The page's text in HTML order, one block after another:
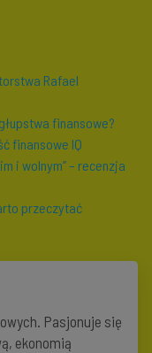
Rafael
finansowe?
finansowe IQ
i wolnym” – recenzja
przeczytać
Pasjonuje się
ekonomią